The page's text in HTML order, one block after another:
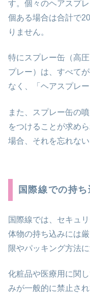
す。個々のヘアスプ
個ある場合は合計で
りません。
特にスプレー缶（高
プレー）は、すべて
なく、「ヘアスプレ
また、スプレー缶の
をつけることが求め
場合、それを忘れな
国際線での持ち
国際線では、セキュ
体物の持ち込みには
限やパッキング方法
化粧品や医療用に関
みが一般的に禁止さ